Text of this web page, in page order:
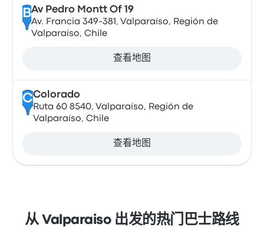
BAv Pedro Montt Of 19
Av. Francia 349-381, Valparaíso, Región de
Valparaíso, Chile
查看地图
CColorado
Ruta 60 8540, Valparaíso, Región de
Valparaíso, Chile
查看地图
从 Valparaiso 出发的热门巴士路线